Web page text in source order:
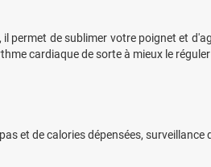
de sublimer votre poignet et
cardiaque de sorte à mieux le
et de calories dépensées, surveillance